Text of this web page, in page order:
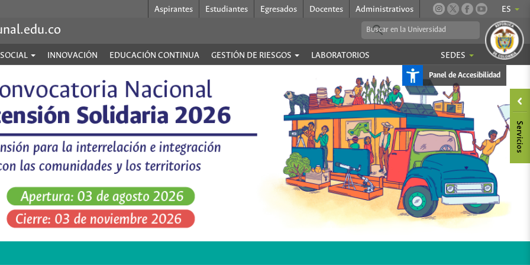
ES
Aspirantes Estudiantes Egresados Docentes Administrativos
INNOVACIÓN EDUCACIÓN CONTINUA GESTIÓN DE RIESGOS LABORATORIOS SEDES
Panel de Accesibilidad